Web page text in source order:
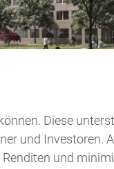
Diese
und Investoren.
und